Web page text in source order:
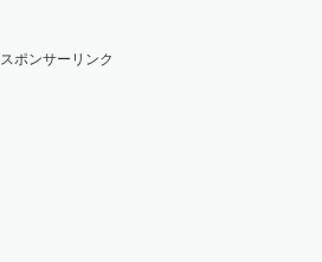
スポンサーリンク